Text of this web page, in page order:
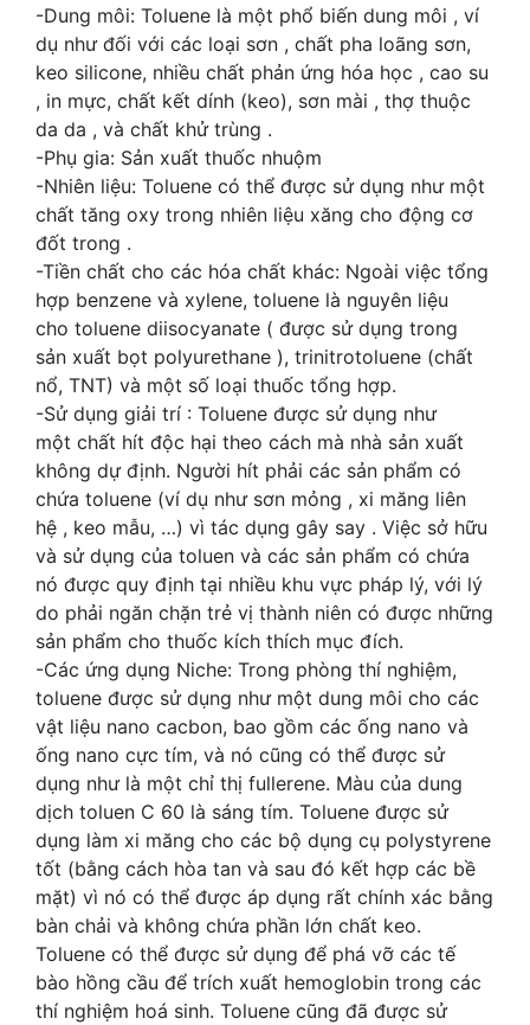
-Dung môi: Toluene là một phổ biến dung môi , ví
dụ như đối với các loại sơn , chất pha loãng sơn,
keo silicone, nhiều chất phản ứng hóa học , cao su
, in mực, chất kết dính (keo), sơn mài , thợ thuộc
da da , và chất khử trùng .
-Phụ gia: Sản xuất thuốc nhuộm
-Nhiên liệu: Toluene có thể được sử dụng như một
chất tăng oxy trong nhiên liệu xăng cho động cơ
đốt trong .
-Tiền chất cho các hóa chất khác: Ngoài việc tổng
hợp benzene và xylene, toluene là nguyên liệu
cho toluene diisocyanate ( được sử dụng trong
sản xuất bọt polyurethane ), trinitrotoluene (chất
nổ, TNT) và một số loại thuốc tổng hợp.
-Sử dụng giải trí : Toluene được sử dụng như
một chất hít độc hại theo cách mà nhà sản xuất
không dự định. Người hít phải các sản phẩm có
chứa toluene (ví dụ như sơn mỏng , xi măng liên
hệ , keo mẫu, …) vì tác dụng gây say . Việc sở hữu
và sử dụng của toluen và các sản phẩm có chứa
nó được quy định tại nhiều khu vực pháp lý, với lý
do phải ngăn chặn trẻ vị thành niên có được những
sản phẩm cho thuốc kích thích mục đích.
-Các ứng dụng Niche: Trong phòng thí nghiệm,
toluene được sử dụng như một dung môi cho các
vật liệu nano cacbon, bao gồm các ống nano và
ống nano cực tím, và nó cũng có thể được sử
dụng như là một chỉ thị fullerene. Màu của dung
dịch toluen C 60 là sáng tím. Toluene được sử
dụng làm xi măng cho các bộ dụng cụ polystyrene
tốt (bằng cách hòa tan và sau đó kết hợp các bề
mặt) vì nó có thể được áp dụng rất chính xác bằng
bàn chải và không chứa phần lớn chất keo.
Toluene có thể được sử dụng để phá vỡ các tế
bào hồng cầu để trích xuất hemoglobin trong các
thí nghiệm hoá sinh. Toluene cũng đã được sử